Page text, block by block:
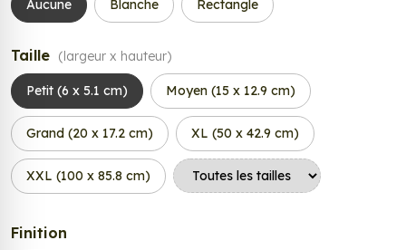
Aucune Blanche Rectangle
Taille (largeur x hauteur)
Petit (6 x 5.1 cm) Moyen (15 x 12.9 cm)
Grand (20 x 17.2 cm) XL (50 x 42.9 cm)
XXL (100 x 85.8 cm)
Finition